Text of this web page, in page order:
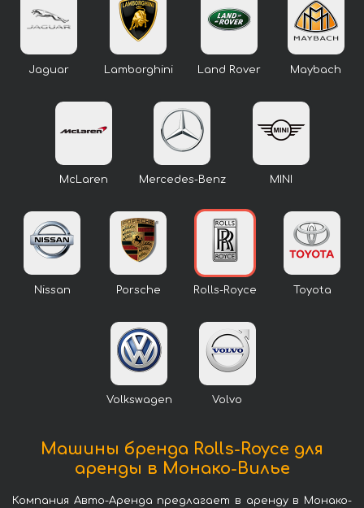
Jaguar Lamborghini Land Rover Maybach
McLaren Mercedes-Benz MINI
Nissan Porsche Rolls-Royce Toyota
Volkswagen Volvo
Машины бренда Rolls-Royce для
аренды в Монако-Вилье
Компания Авто-Аренда предлагает в аренду в Монако-